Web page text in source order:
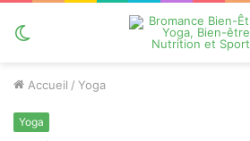
Accueil / Yoga
Yoga